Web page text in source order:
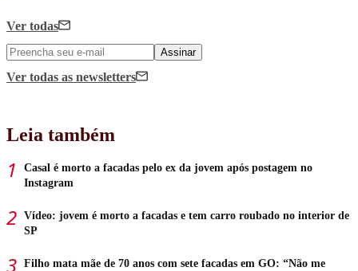
Ver todas
Assinar
Ver todas as newsletters
Leia também
Casal é morto a facadas pelo ex da jovem após postagem no
Instagram
Vídeo: jovem é morto a facadas e tem carro roubado no interior de
SP
Filho mata mãe de 70 anos com sete facadas em GO: “Não me